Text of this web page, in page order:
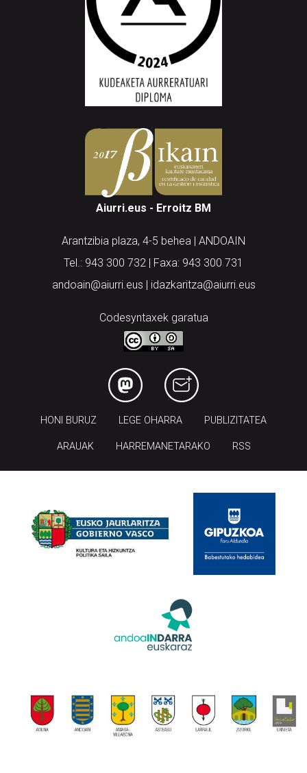
Aiurri.eus - Erroitz BM
Arantzibia plaza, 4-5 behea | ANDOAIN
Tel.: 943 300 732 | Faxa: 943 300 731
andoain@aiurri.eus | idazkaritza@aiurri.eus
Codesyntaxek garatua
HONI BURUZ LEGE OHARRA PUBLIZITATEA
ARAUAK HARREMANETARAKO RSS